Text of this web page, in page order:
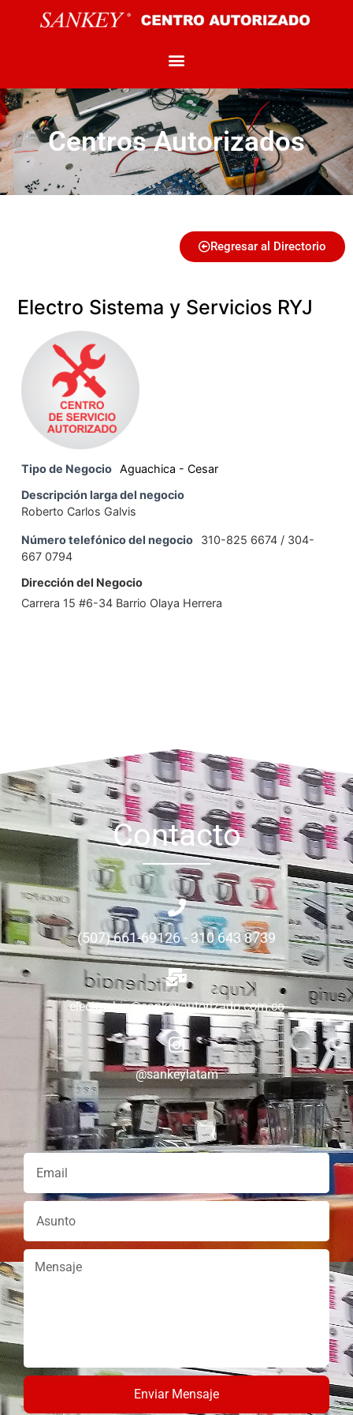
Centros Autorizados
Regresar al Directorio
Electro Sistema y Servicios RYJ
Tipo de Negocio Aguachica - Cesar
Descripción larga del negocio
Roberto Carlos Galvis
Número telefónico del negocio
310-825 6674 / 304-
667 0794
Dirección del Negocio
Carrera 15 #6-34 Barrio Olaya Herrera
Contacto
(507) 661-69126 - 310 643 8739
electrochip@sankeyautorizado.com.co
@sankeylatam
Enviar Mensaje